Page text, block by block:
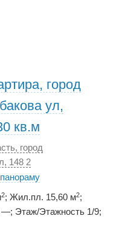
город
ул,
кв.м
город
148 2
2; Жил.пл. 15,60 м2;
—; Этаж/Этажность 1/9;